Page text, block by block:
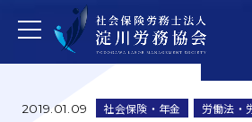
2019.01.09 社会保険・年金 労働法・